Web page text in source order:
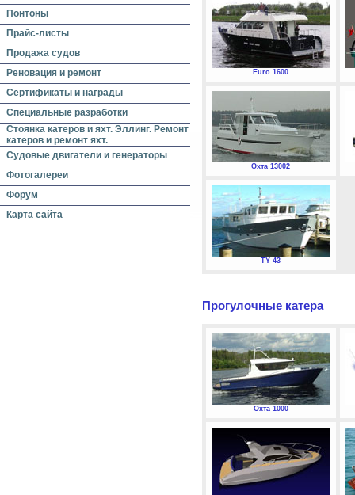
Понтоны
Прайс-листы
Продажа судов
Реновация и ремонт
Сертификаты и награды
Специальные разработки
Стоянка катеров и яхт. Эллинг. Ремонт
катеров и ремонт яхт.
Судовые двигатели и генераторы
Фотогалереи
Форум
Карта сайта
Euro 1600
Охта 13002
TY 43
Прогулочные катера
Охта 1000